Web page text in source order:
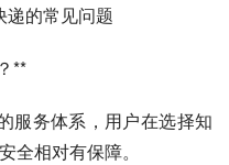
递的常见问题
**
全相对有保障。